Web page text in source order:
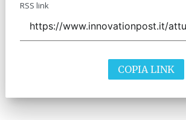
RSS link
COPIA LINK